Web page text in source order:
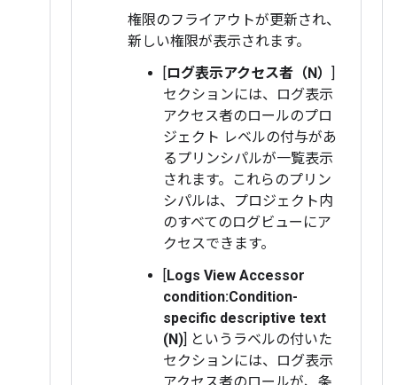
権限のフライアウトが更新され、
新しい権限が表示されます。
[ログ表示アクセス者（N） ]
セクションには、ログ表示
アクセス者のロールのプロ
ジェクト レベルの付与があ
るプリンシパルが一覧表示
されます。これらのプリン
シパルは、プロジェクト内
のすべてのログビューにア
クセスできます。
[Logs View Accessor
condition:Condition-
specific descriptive text
(N)] というラベルの付いた
セクションには、ログ表示